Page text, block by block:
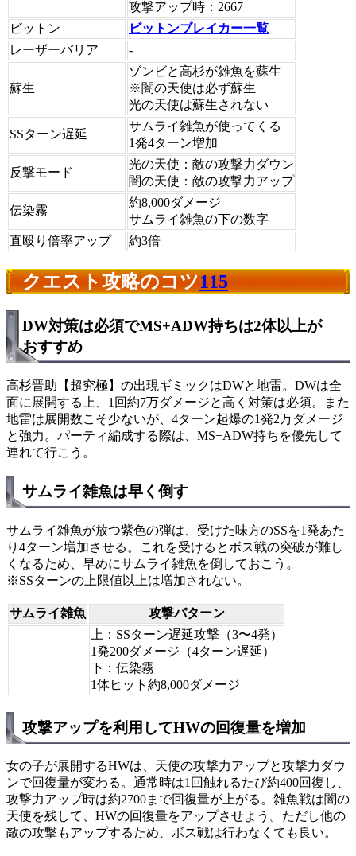
攻撃アップ時：2667
ビットン
ビットンブレイカー一覧
レーザーバリア
-
蘇生
ゾンビと高杉が雑魚を蘇生
※闇の天使は必ず蘇生
光の天使は蘇生されない
SSターン遅延
サムライ雑魚が使ってくる
1発4ターン増加
反撃モード
光の天使：敵の攻撃力ダウン
闇の天使：敵の攻撃力アップ
伝染霧
約8,000ダメージ
サムライ雑魚の下の数字
直殴り倍率アップ
約3倍
クエスト攻略のコツ115
DW対策は必須でMS+ADW持ちは2体以上が
おすすめ
高杉晋助【超究極】の出現ギミックはDWと地雷。DWは全
面に展開する上、1回約7万ダメージと高く対策は必須。また
地雷は展開数こそ少ないが、4ターン起爆の1発2万ダメージ
と強力。パーティ編成する際は、MS+ADW持ちを優先して
連れて行こう。
サムライ雑魚は早く倒す
サムライ雑魚が放つ紫色の弾は、受けた味方のSSを1発あた
り4ターン増加させる。これを受けるとボス戦の突破が難し
くなるため、早めにサムライ雑魚を倒しておこう。
※SSターンの上限値以上は増加されない。
サムライ雑魚
攻撃パターン
上：SSターン遅延攻撃（3〜4発）
1発200ダメージ（4ターン遅延）
下：伝染霧
1体ヒット約8,000ダメージ
攻撃アップを利用してHWの回復量を増加
女の子が展開するHWは、天使の攻撃力アップと攻撃力ダウ
ンで回復量が変わる。通常時は1回触れるたび約400回復し、
攻撃力アップ時は約2700まで回復量が上がる。雑魚戦は闇の
天使を残して、HWの回復量をアップさせよう。ただし他の
敵の攻撃もアップするため、ボス戦は行わなくても良い。